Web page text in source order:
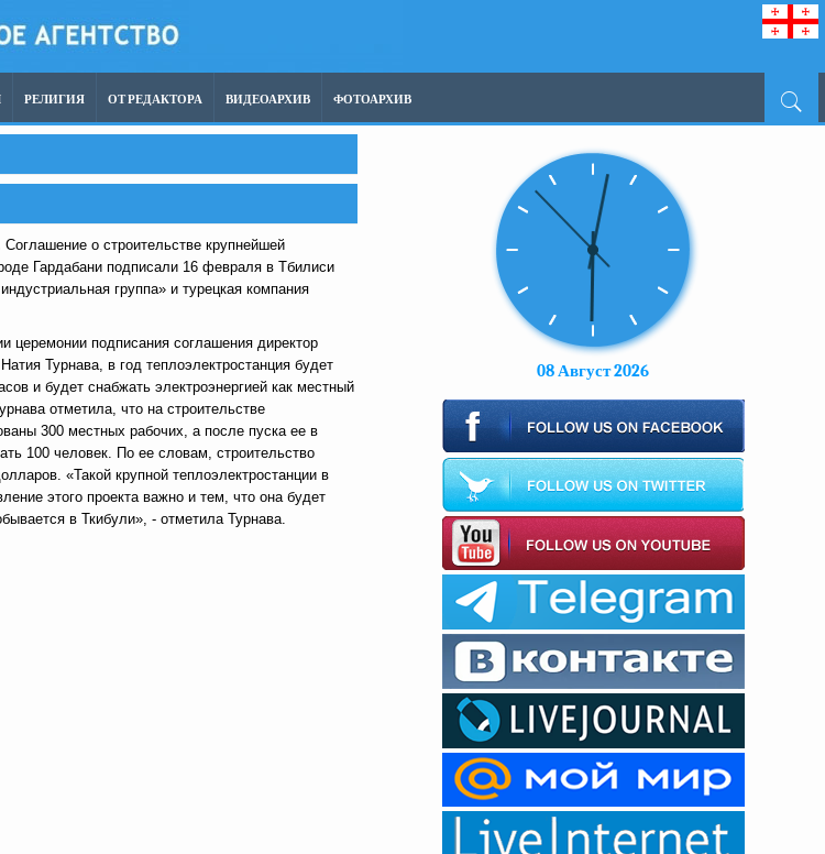
РЕЛИГИЯ ОТ РЕДАКТОРА ВИДЕОАРХИВ ФОТОАРХИВ
Соглашение о строительстве крупнейшей
Гардабани подписали 16 февраля в Тбилиси
группа» и турецкая компания
церемонии подписания соглашения директор
Турнава, в год теплоэлектростанция будет
и будет снабжать электроэнергией как местный
отметила, что на строительстве
300 местных рабочих, а после пуска ее в
100 человек. По ее словам, строительство
«Такой крупной теплоэлектростанции в
этого проекта важно и тем, что она будет
в Ткибули», - отметила Турнава.
08 Август 2026